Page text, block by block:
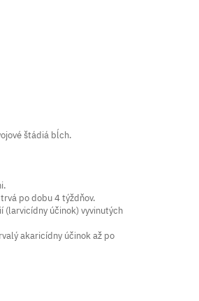
štádiá bĺch.
po dobu 4 týždňov.
(larvicídny účinok) vyvinutých
akaricídny účinok až po